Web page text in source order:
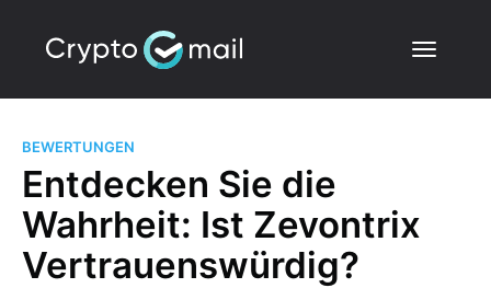
BEWERTUNGEN
Entdecken Sie die
Wahrheit: Ist Zevontrix
Vertrauenswürdig?